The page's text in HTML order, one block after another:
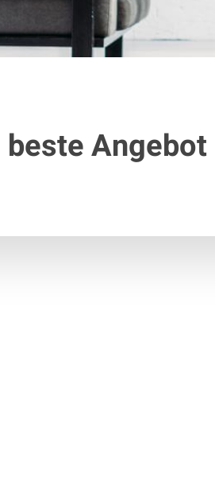
beste Angebot